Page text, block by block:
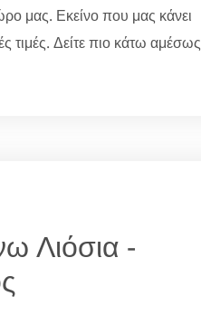
μας. Εκείνο που μας κάνει
τιμές. Δείτε πιο κάτω αμέσως
Λιόσια -